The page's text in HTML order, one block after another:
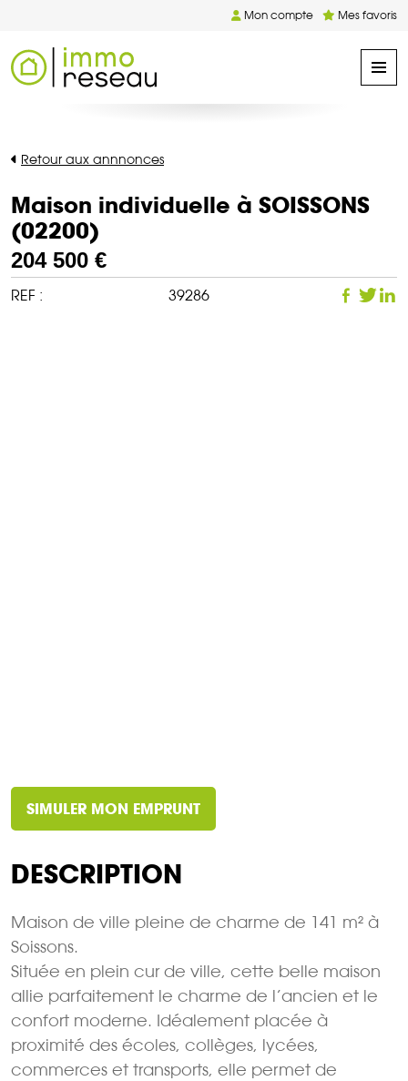
Mon compte Mes favoris
Retour aux annnonces
Maison individuelle à SOISSONS
(02200)
204 500 €
REF : 39286
SIMULER MON EMPRUNT
DESCRIPTION
Maison de ville pleine de charme de 141 m² à
Soissons.
Située en plein cur de ville, cette belle maison
allie parfaitement le charme de l’ancien et le
confort moderne. Idéalement placée à
proximité des écoles, collèges, lycées,
commerces et transports, elle permet de